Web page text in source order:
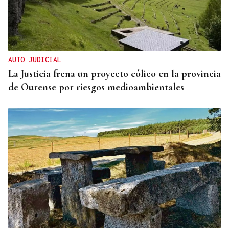
OPORTUNIDADES
Copenhague destina 1.350 millones a la
construcción de una nueva línea de metro
AUTO JUDICIAL
La Justicia frena un proyecto eólico en la provincia
de Ourense por riesgos medioambientales